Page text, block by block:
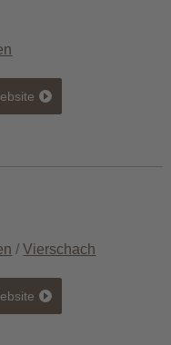
/Vierschach